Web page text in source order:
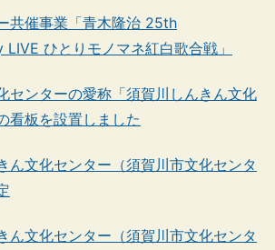
共催事業「青木隆治 25th
ひとりモノマネ紅白歌合戦」
センターの愛称「須賀川しんきん文化
看板を設置しました
ん文化センター（須賀川市文化センタ
ん文化センター（須賀川市文化センタ